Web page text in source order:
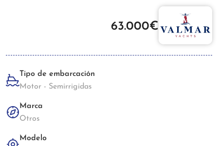
63.000€
Tipo de embarcación
Motor - Semirrigidas
Marca
Otros
Modelo